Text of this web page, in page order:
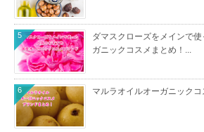
ダマスクローズをメインで
ガニックコスメまとめ！...
5
マルラオイルオーガニックコ
6